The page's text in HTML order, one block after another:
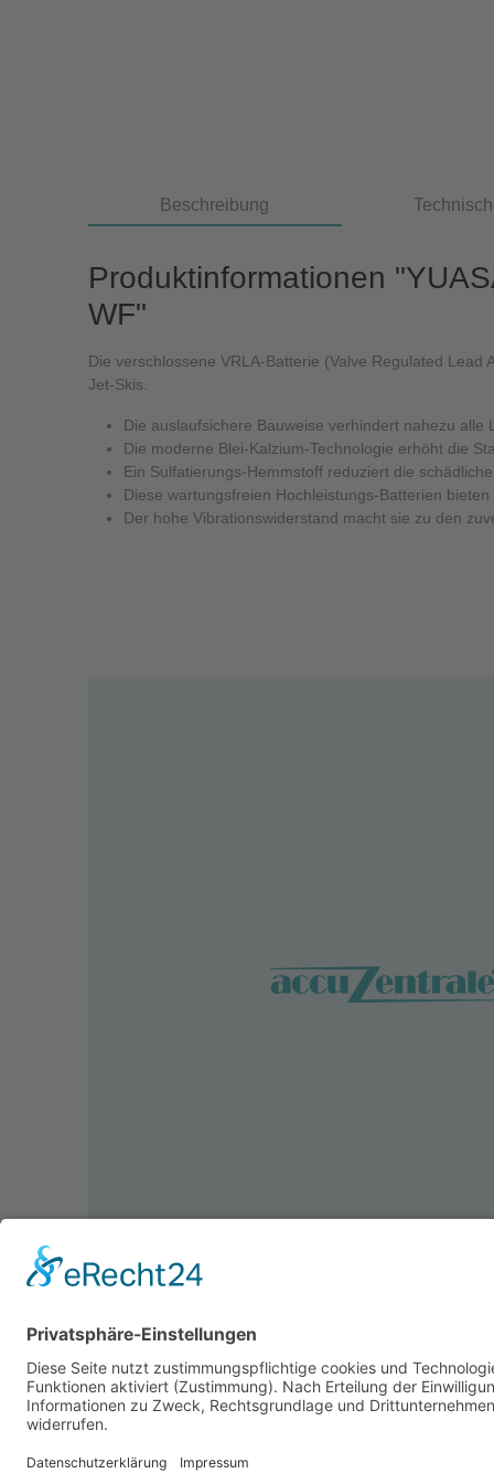
Beschreibung
Produktinformationen
WF"
Die verschlossene VRLA-Batterie (Valve Regulated
Jet-Skis.
Die auslaufsichere Bauweise verhindert nahezu alle
Die moderne Blei-Kalzium-Technologie erhöht die
Ein Sulfatierungs-Hemmstoff reduziert die
Diese wartungsfreien Hochleistungs-Batterien
Der hohe Vibrationswiderstand macht sie zu den